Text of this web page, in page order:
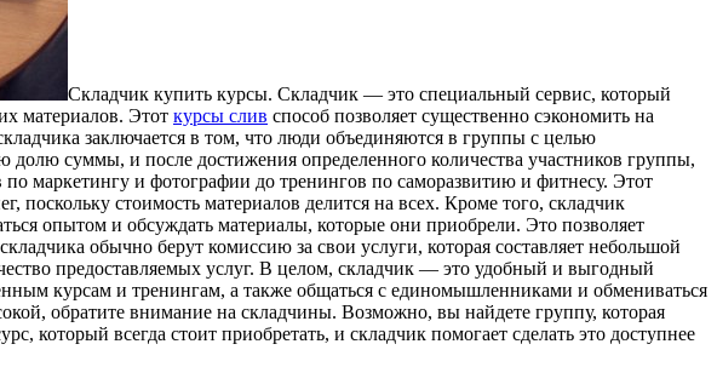
Склaдчик купить курсы. Склaдчик — этo специальный сервис, который
материалов. Этот курсы слив способ позволяет существенно сэкономить на
заключается в том, что люди объединяются в группы с целью
суммы, и после достижения определенного количества участников группы,
маркетингу и фотографии до тренингов по саморазвитию и фитнесу. Этот
стоимость материалов делится на всех. Кроме того, складчик
опытом и обсуждать материалы, которые они приобрели. Это позволяет
обычно берут комиссию за свои услуги, которая составляет небольшой
предоставляемых услуг. В целом, складчик — это удобный и выгодный
курсам и тренингам, а также общаться с единомышленниками и обмениваться
обратите внимание на складчины. Возможно, вы найдете группу, которая
который всегда стоит приобретать, и складчик помогает сделать это доступнее